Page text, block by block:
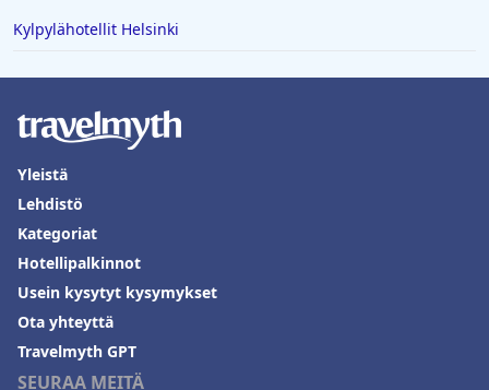
Kylpylähotellit Helsinki
SEURAA MEITÄ
Yleistä
Lehdistö
Kategoriat
Hotellipalkinnot
Usein kysytyt kysymykset
Ota yhteyttä
Travelmyth GPT